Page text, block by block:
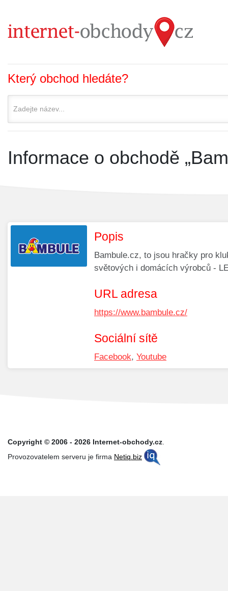
Který obchod hledáte?
Informace o obchodě
Popis
Bambule.cz, to jsou hračky pro
světových i domácích výrobců -
URL adresa
https://www.bambule.cz/
Sociální sítě
Facebook, Youtube
Copyright © 2006 - 2026 Internet-obchody.cz.
Provozovatelem serveru je firma Netiq.biz